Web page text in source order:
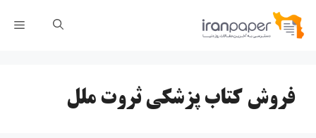
پرش
فروش کتاب پزشکی ثروت ملل